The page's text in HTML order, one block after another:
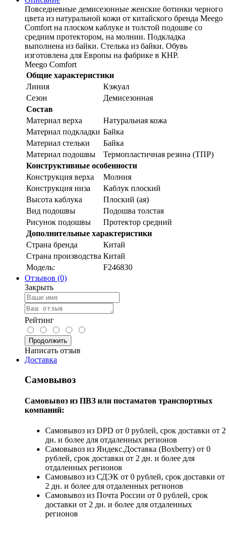
Повседневные демисезонные женские ботинки черного
цвета из натуральной кожи от китайского бренда Meego
Comfort на плоском каблуке и толстой подошве со
средним протектором, на молнии. Подкладка
выполнена из байки. Стелька из байки. Обувь
изготовлена для Европы на фабрике в КНР.
Meego Comfort
Общие характеристики
Линия
Кэжуал
Сезон
Демисезонная
Состав
Материал верха
Натуральная кожа
Материал подкладки Байка
Материал стельки
Байка
Материал подошвы
Термопластичная резина (ТПР)
Конструктивные особенности
Конструкция верха
Молния
Конструкция низа
Каблук плоский
Высота каблука
Плоский (ая)
Вид подошвы
Подошва толстая
Рисунок подошвы
Протектор средний
Дополнительные характеристики
Страна бренда
Китай
Страна производства Китай
Модель:
F246830
Отзывов (0)
Закрыть
Рейтинг
Продолжить
Написать отзыв
Доставка
Самовывоз
Самовывоз из ПВЗ или постаматов транспортных
компаний:
Самовывоз из DPD от 0 рублей, срок доставки от 2
дн. и более для отдаленных регионов
Самовывоз из Яндекс.Доставка (Boxberry) от 0
рублей, срок доставки от 2 дн. и более для
отдаленных регионов
Самовывоз из СДЭК от 0 рублей, срок доставки от
2 дн. и более для отдаленных регионов
Самовывоз из Почта России от 0 рублей, срок
доставки от 2 дн. и более для отдаленных
регионов